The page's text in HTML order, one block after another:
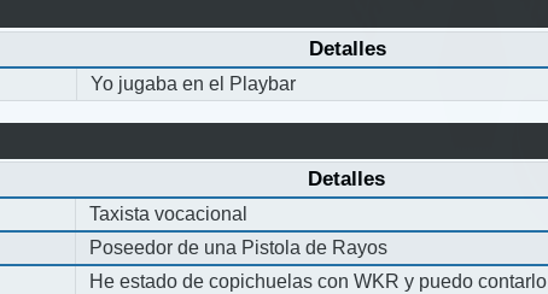
Detalles
Yo jugaba en el Playbar
Detalles
Taxista vocacional
Poseedor de una Pistola de Rayos
He estado de copichuelas con WKR y puedo contarlo